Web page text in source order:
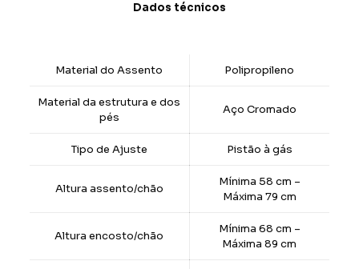
Dados técnicos
Material do Assento Polipropileno
Material da estrutura e dos
pés
Aço Cromado
Tipo de Ajuste Pistão à gás
Altura assento/chão
Mínima 58 cm –
Máxima 79 cm
Altura encosto/chão
Mínima 68 cm –
Máxima 89 cm